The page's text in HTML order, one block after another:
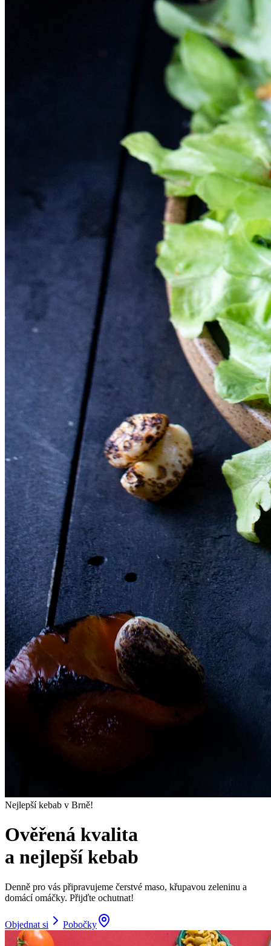
Nejlepší kebab v Brně!
Ověřená kvalita
a nejlepší kebab
Denně pro vás připravujeme čerstvé maso, křupavou zeleninu a
domácí omáčky. Přijďte ochutnat!
Objednat si Pobočky